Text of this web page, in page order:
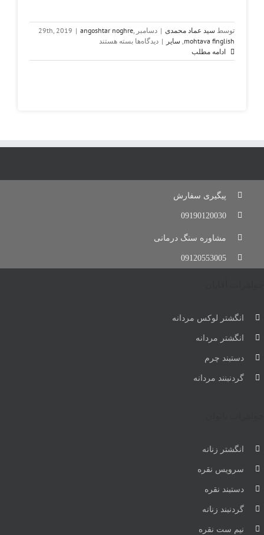
توسط سید عماد محمدی | دسامبر 29th, 2019 | angoshtar noghre
mohtava finglish سایر | دیدگاه‌ها برای
|
بسته هستند
ادامه مطلب
پیگیری سفارش
09190120030
مشاوره سنگ درمانی
09120553005
انگشتر لوکس مردانه
انگشتر مردانه
دستبند چرم
گردنبنند مردانه
انگشتر زنانه
سرویس نقره
دستبند نقره
گردنبند زنانه
نیم ست نقره